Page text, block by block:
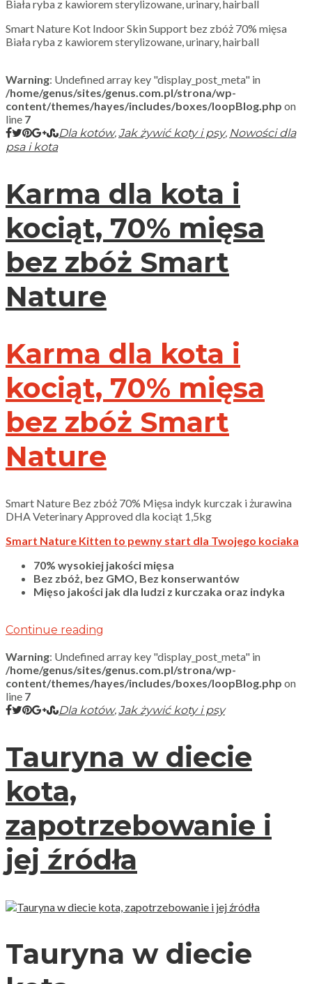
Smart Nature Kot Indoor Skin Support bez zbóż 70% mięsa
Biała ryba z kawiorem sterylizowane, urinary, hairball
Warning: Undefined array key "display_post_meta" in
/home/genus/sites/genus.com.pl/strona/wp-
content/themes/hayes/includes/boxes/loopBlog.php on
line 7
Dla kotów, Jak żywić koty i psy, Nowości dla
psa i kota
Karma dla kota i
kociąt, 70% mięsa
bez zbóż Smart
Nature
Karma dla kota i
kociąt, 70% mięsa
bez zbóż Smart
Nature
Smart Nature Bez zbóż 70% Mięsa indyk kurczak i żurawina
DHA Veterinary Approved dla kociąt 1,5kg
Smart Nature Kitten to pewny start dla Twojego kociaka
70% wysokiej jakości mięsa
Bez zbóż, bez GMO, Bez konserwantów
Mięso jakości jak dla ludzi z kurczaka oraz indyka
Continue reading
Warning: Undefined array key "display_post_meta" in
/home/genus/sites/genus.com.pl/strona/wp-
content/themes/hayes/includes/boxes/loopBlog.php on
line 7
Dla kotów,Jak żywić koty i psy
Tauryna w diecie
kota,
zapotrzebowanie i
jej źródła
Tauryna w diecie